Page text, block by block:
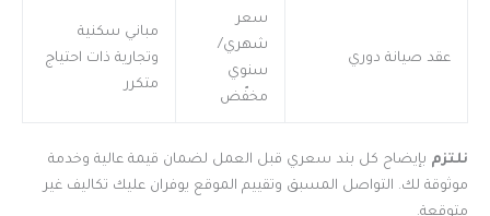
عقد صيانة دوري
سعر
شهري/
سنوي
مخفّض
مباني سكنية
وتجارية ذات احتياج
متكرر
نلتزم بإيضاح كل بند سعري قبل العمل لضمان قيمة عالية وخدمة
موثوقة لك. التواصل المسبق وتقييم الموقع يوفران عليك تكاليف غير